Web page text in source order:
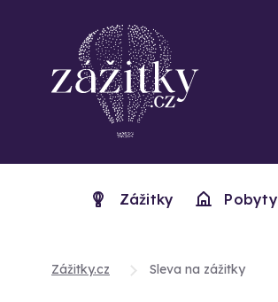
Zážitky Pobyty
Zážitky.cz Sleva na zážitky